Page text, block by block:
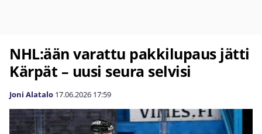
NHL:ään varattu pakkilupaus jätti
Kärpät – uusi seura selvisi
Joni Alatalo 17.06.2026 17:59